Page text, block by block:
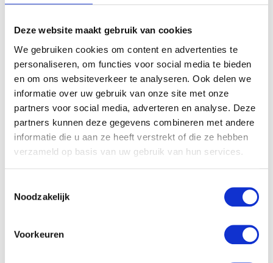
Deze website maakt gebruik van cookies
We gebruiken cookies om content en advertenties te
personaliseren, om functies voor social media te bieden
en om ons websiteverkeer te analyseren. Ook delen we
informatie over uw gebruik van onze site met onze
partners voor social media, adverteren en analyse. Deze
partners kunnen deze gegevens combineren met andere
informatie die u aan ze heeft verstrekt of die ze hebben
verzameld op basis van uw gebruik van hun services.
Noodzakelijk
Voorkeuren
Ook dekleine boyskunnen zich mooi aankleden voor
collectie terug in de artworks: zoals een gilet print op T-
shirts, maar ook échte gilets. Hoe schattig is dat?
Daarnaast de ‘klassieke’ bloesjes met bijbehorende
stropdas of vlinderdas. Voor de liefhebbers een ‘foute
kersttrui’ met een sneeuwpop applique. Let it snow, let
it snow 😉